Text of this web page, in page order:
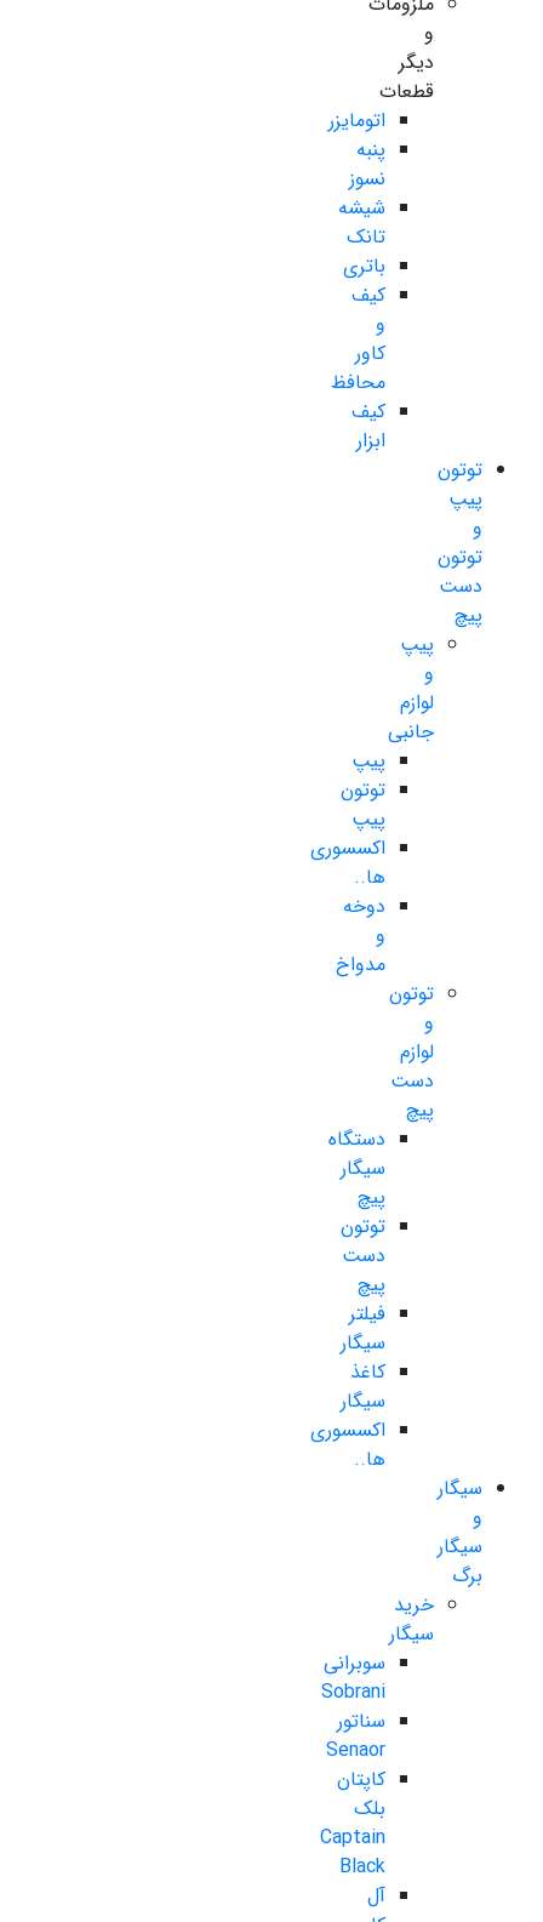
و
دیگر
قطعات
اتومایزر
پنبه
نسوز
شیشه
تانک
باتری
کیف
و
کاور
محافظ
کیف
ابزار
توتون
پیپ
و
توتون
دست
پیچ
پیپ
و
لوازم
جانبی
پیپ
توتون
پیپ
اکسسوری
ها..
دوخه
و
مدواخ
توتون
و
لوازم
دست
پیچ
دستگاه
سیگار
پیچ
توتون
دست
پیچ
فیلتر
سیگار
کاغذ
سیگار
اکسسوری
ها..
سیگار
و
سیگار
برگ
خرید
سیگار
سوبرانی
Sobrani
سناتور
Senaor
کاپتان
بلک
Captain
Black
آل